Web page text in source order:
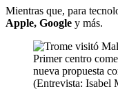
Mientras que, para
Apple, Google y más.